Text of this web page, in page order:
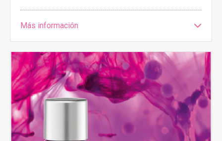
Más información